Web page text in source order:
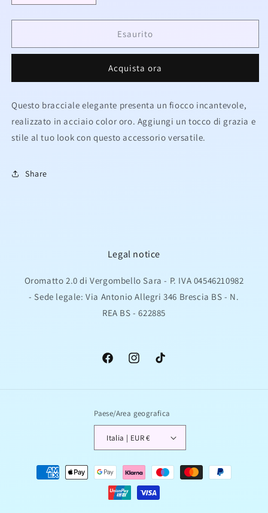
quantità
per
fiocco
quantità
per
Bracciale
fiocco
acciaio
Esaurito
Acquista ora
Questo bracciale elegante presenta un fiocco incantevole,
realizzato in acciaio color oro. Aggiungi un tocco di grazia e
stile al tuo look con questo accessorio versatile.
Share
Legal notice
Oromatto 2.0 di Vergombello Sara - P. IVA 04546210982
- Sede legale: Via Antonio Allegri 346 Brescia BS - N.
REA BS - 622885
FacebookInstagramTikTok
Paese/Area geografica
Italia | EUR €
Metodi